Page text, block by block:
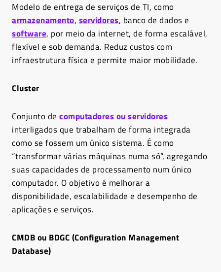
Modelo de entrega de serviços de TI, como
armazenamento, servidores, banco de dados e
software, por meio da internet, de forma escalável,
flexível e sob demanda. Reduz custos com
infraestrutura física e permite maior mobilidade.
Cluster
Conjunto de computadores ou servidores
interligados que trabalham de forma integrada
como se fossem um único sistema. É como
“transformar várias máquinas numa só”, agregando
suas capacidades de processamento num único
computador. O objetivo é melhorar a
disponibilidade, escalabilidade e desempenho de
aplicações e serviços.
CMDB ou BDGC (Configuration Management
Database)